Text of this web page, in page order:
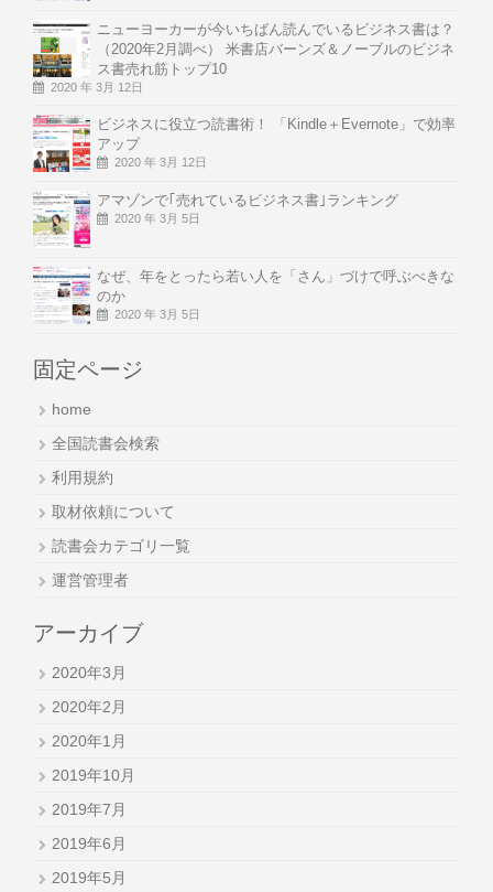
ニューヨーカーが今いちばん読んでいるビジネス書は？
（2020年2月調べ） 米書店バーンズ＆ノーブルのビジネ
ス書売れ筋トップ10
2020 年 3月 12日
ビジネスに役立つ読書術！ 「Kindle＋Evernote」で効率
アップ
2020 年 3月 12日
アマゾンで｢売れているビジネス書｣ランキング
2020 年 3月 5日
なぜ、年をとったら若い人を「さん」づけで呼ぶべきな
のか
2020 年 3月 5日
固定ページ
home
全国読書会検索
利用規約
取材依頼について
読書会カテゴリ一覧
運営管理者
アーカイブ
2020年3月
2020年2月
2020年1月
2019年10月
2019年7月
2019年6月
2019年5月